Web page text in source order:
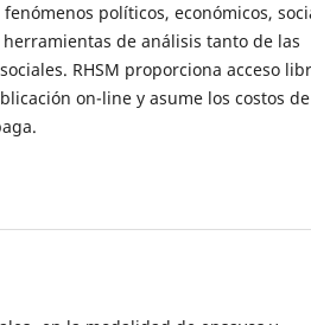
políticos, económicos,
de análisis tanto de las
RHSM proporciona acceso
on-line y asume los costos de